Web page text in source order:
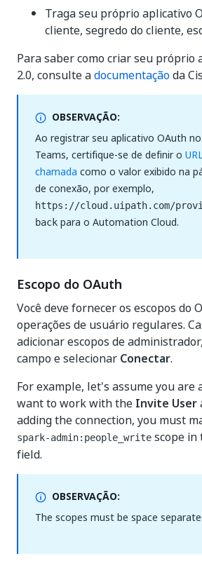
Traga seu próprio aplicativo
cliente, segredo do cliente,
Para saber como criar seu próprio
2.0, consulte adocumentaçãoda
OBSERVAÇÃO:
Ao registrar seu aplicativo OAuth
Teams, certifique-se de definir o
chamada como o valor exibido na
de conexão, por exemplo,
https://cloud.uipath.com/
back para o Automation Cloud.
Escopo do OAuth
Você deve fornecer os escopos do
operações de usuário regulares.
adicionar escopos de
campo e selecionar Conectar.
For example, let's assume you are
want to work with the Invite User
adding the connection, you must
spark-admin:people_write scope in
field.
OBSERVAÇÃO:
The scopes must be space